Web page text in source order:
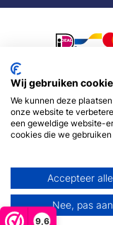
9,6
©
Wij gebruiken
We kunnen deze
onze website te
een geweldige website-
cookies die we
Accepteer
Nee, pas aan